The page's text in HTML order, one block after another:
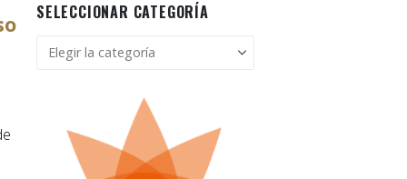
SELECCIONAR CATEGORÍA
Seleccionar
categoría